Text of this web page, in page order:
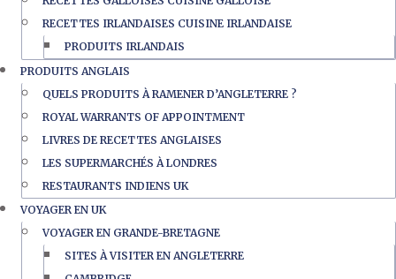
RECETTES IRLANDAISES CUISINE IRLANDAISE
PRODUITS IRLANDAIS
PRODUITS ANGLAIS
QUELS PRODUITS À RAMENER D’ANGLETERRE ?
ROYAL WARRANTS OF APPOINTMENT
LIVRES DE RECETTES ANGLAISES
LES SUPERMARCHÉS À LONDRES
RESTAURANTS INDIENS UK
VOYAGER EN UK
VOYAGER EN GRANDE-BRETAGNE
SITES À VISITER EN ANGLETERRE